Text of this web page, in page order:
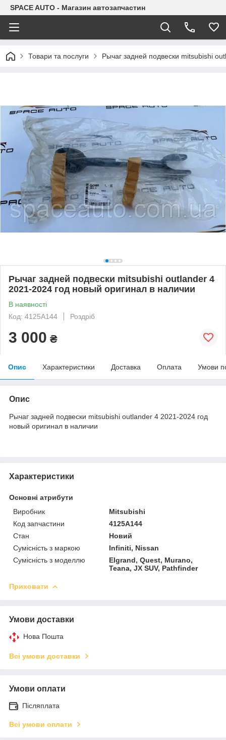
SPACE AUTO - Магазин автозапчастин
Товари та послуги Рычаг задней подвески mitsubishi
Рычаг задней подвески mitsubishi outlander 4
2021-2024 год новый оригинал в наличии
В наявності
Код: 4125A144
Роздріб
3 000 ₴
Опис Характеристики Доставка Оплата Умови
Опис
Рычаг задней подвески mitsubishi outlander 4 2021-2024 год
новый оригинал в наличии
Характеристики
Основні атрибути
Виробник
Mitsubishi
Код запчастини
4125A144
Стан
Новий
Сумісність з маркою
Infiniti, Nissan
Сумісність з моделлю
Elgrand, Quest, Murano,
Teana, JX SUV, Pathfinder
Приховати
Умови доставки
Нова Пошта
Всі умови доставки
Умови оплати
Післяплата
Всі умови оплати